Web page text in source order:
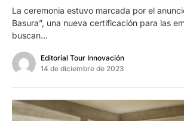
La ceremonia estuvo marcada por el
Basura”, una nueva certificación para las
buscan…
Editorial Tour Innovación
14 de diciembre de 2023